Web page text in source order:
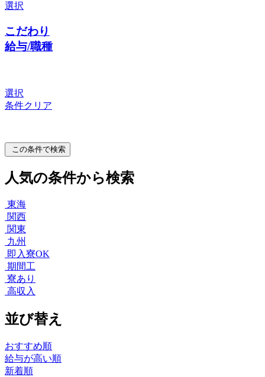
選択
こだわり
給与/職種
選択
条件クリア
この条件で検索
人気の条件から検索
東海
関西
関東
九州
即入寮OK
期間工
寮あり
高収入
並び替え
おすすめ順
給与が高い順
新着順